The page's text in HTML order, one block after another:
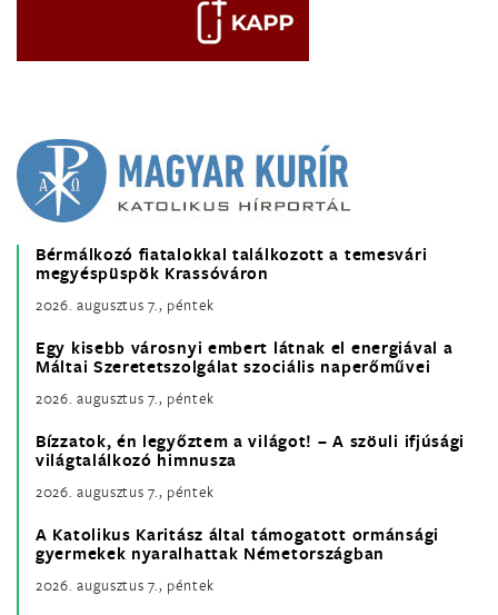
Bérmálkozó fiatalokkal találkozott a temesvári
megyéspüspök Krassóváron
2026. augusztus 7., péntek
Egy kisebb városnyi embert látnak el energiával a
Máltai Szeretetszolgálat szociális naperőművei
2026. augusztus 7., péntek
Bízzatok, én legyőztem a világot! – A szöuli ifjúsági
világtalálkozó himnusza
2026. augusztus 7., péntek
A Katolikus Karitász által támogatott ormánsági
gyermekek nyaralhattak Németországban
2026. augusztus 7., péntek